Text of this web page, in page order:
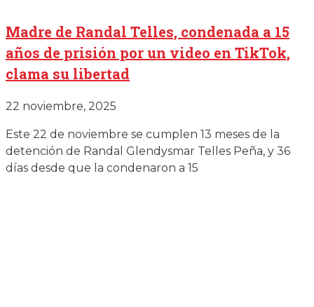
Madre de Randal Telles, condenada a 15
años de prisión por un video en TikTok,
clama su libertad
22 noviembre, 2025
Este 22 de noviembre se cumplen 13 meses de la
detención de Randal Glendysmar Telles Peña, y 36
días desde que la condenaron a 15